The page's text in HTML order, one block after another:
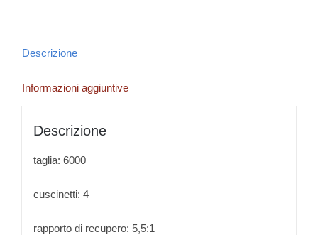
Descrizione
Informazioni aggiuntive
Descrizione
taglia: 6000
cuscinetti: 4
rapporto di recupero: 5,5:1